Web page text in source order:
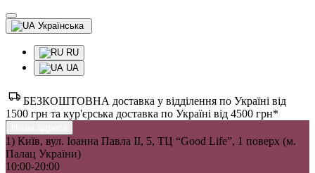
Українська
RU
UA
БЕЗКОШТОВНА доставка у відділення по Україні від
1500 грн та кур'єрська доставка по Україні від 4500 грн*
1) Київ, вул. Іоанна Павла II, 5, ТЦ “Good Life”, 1 поверх (м.
Палац України)
10:00-20:00